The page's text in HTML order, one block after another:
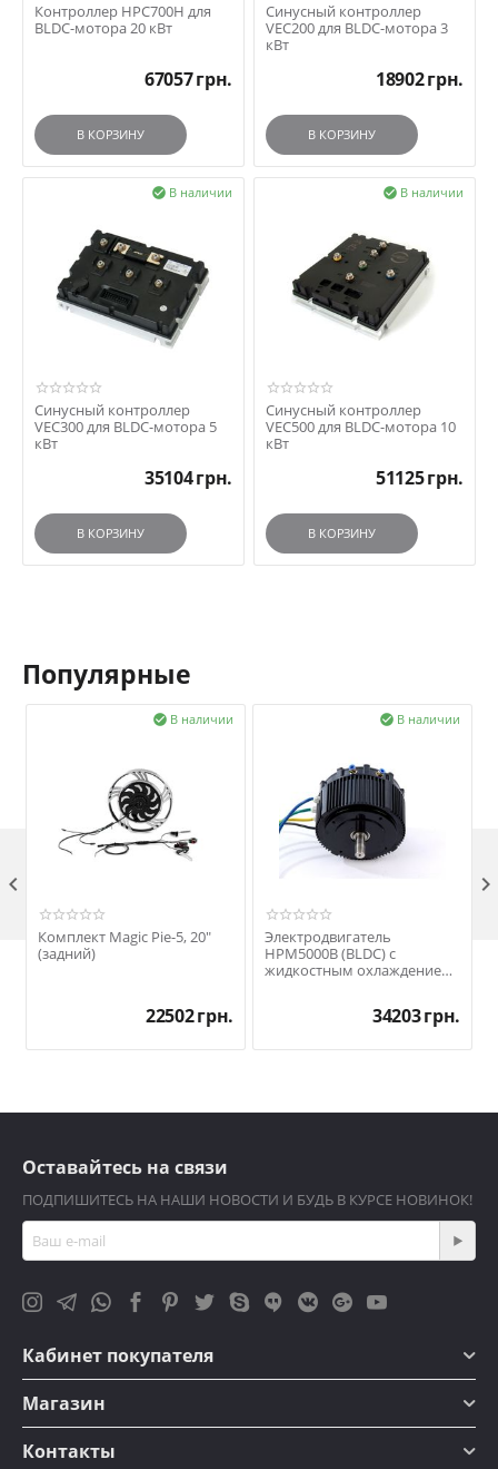
Контроллер HPC700H для
BLDC-мотора 20 кВт
67057грн.
В КОРЗИНУ
Синусный контроллер
VEC200 для BLDC-мотора 3
кВт
18902грн.
В КОРЗИНУ
В наличии

Синусный контроллер
VEC300 для BLDC-мотора 5
кВт
35104грн.
В КОРЗИНУ
В наличии

Синусный контроллер
VEC500 для BLDC-мотора 10
кВт
51125грн.
В КОРЗИНУ
Популярные
В наличии

Комплект Magic Pie-5, 20"
(задний)
22502грн.
В наличии

Электродвигатель
HPM5000B (BLDC) с
жидкостным охлаждением
34203грн.
 
Оставайтесь на связи
ПОДПИШИТЕСЬ НА НАШИ НОВОСТИ И БУДЬ В КУРСЕ НОВИНОК!
Кабинет покупателя
Магазин
Контакты